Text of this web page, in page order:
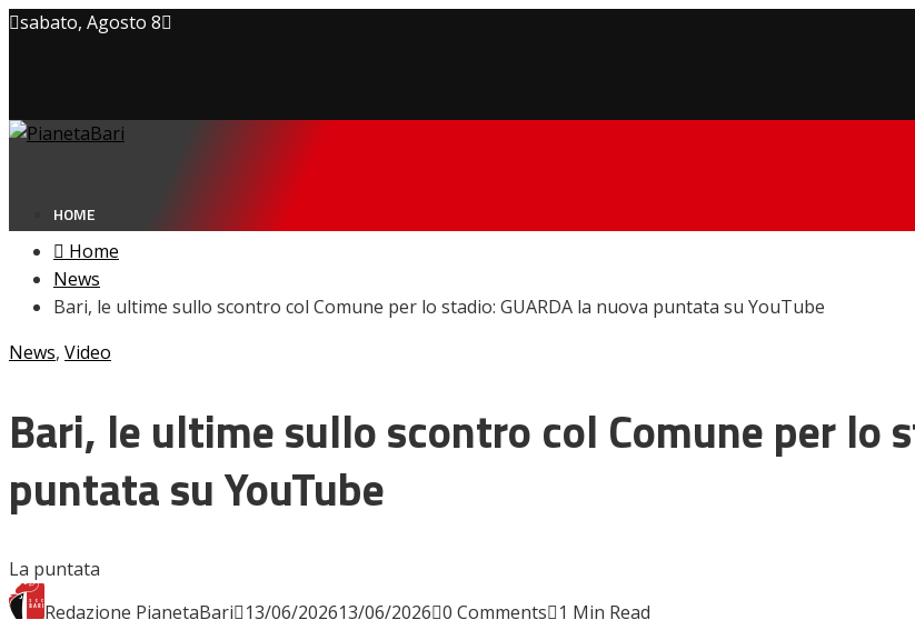
sabato, Agosto 8
Cookie Policy
HOME
NEWS
Amarcord
Giovanili
Le pagelle
Home
News
Bari, le ultime sullo scontro col Comune per lo stadio: GUARDA la nuova puntata su YouTube
News, Video
Bari, le ultime sullo scontro col Comune per lo
puntata su YouTube
La puntata
Redazione PianetaBari 13/06/202613/06/2026 0 Comments 1 Min Read